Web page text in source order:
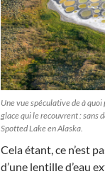
Une vue spéculative de à
glace qui le recouvrent : sans
Spotted Lake en Alaska.
Cela étant, ce n’est
d’une lentille d’eau